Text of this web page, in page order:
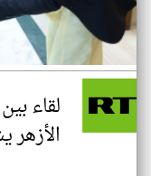
لقاء